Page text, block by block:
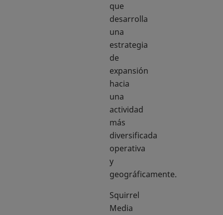
que
desarrolla
una
estrategia
de
expansión
hacia
una
actividad
más
diversificada
operativa
y
geográficamente.
Squirrel
Media